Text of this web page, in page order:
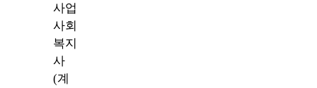
사업
사회
복지
사
(계